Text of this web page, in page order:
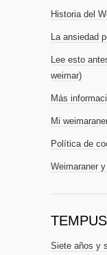
Historia del
La ansiedad
Lee esto
weimar)
Más
Mi
Política de
Weimaraner
Siete años y